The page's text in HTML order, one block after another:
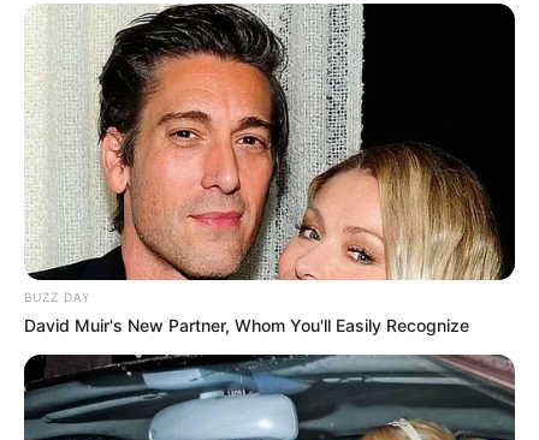
BUZZ DAY
David Muir's New Partner, Whom You'll Easily Recognize